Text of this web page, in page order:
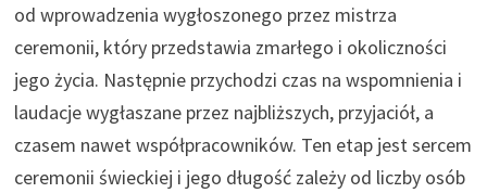
od wprowadzenia wygłoszonego przez mistrza
ceremonii, który przedstawia zmarłego i okoliczności
jego życia. Następnie przychodzi czas na wspomnienia i
laudacje wygłaszane przez najbliższych, przyjaciół, a
czasem nawet współpracowników. Ten etap jest sercem
ceremonii świeckiej i jego długość zależy od liczby osób